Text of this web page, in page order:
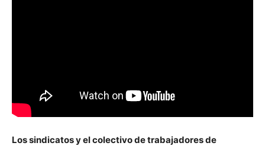
Los sindicatos y el colectivo de trabajadores de